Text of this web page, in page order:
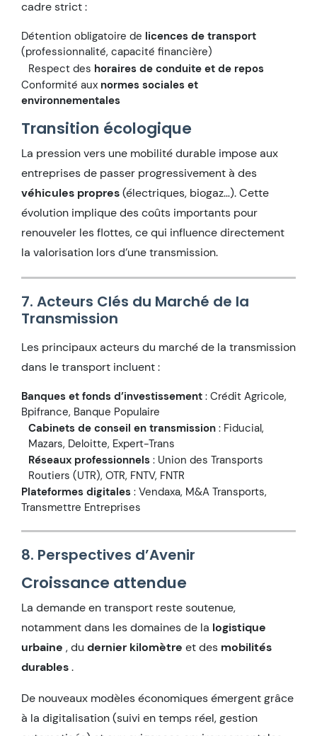
cadre strict :
Détention obligatoire de licences de transport
(professionnalité, capacité financière)
Respect des horaires de conduite et de repos
Conformité aux normes sociales et
environnementales
Transition écologique
La pression vers une mobilité durable impose aux
entreprises de passer progressivement à des
véhicules propres(électriques, biogaz…). Cette
évolution implique des coûts importants pour
renouveler les flottes, ce qui influence directement
la valorisation lors d’une transmission.
7. Acteurs Clés du Marché de la
Transmission
Les principaux acteurs du marché de la transmission
dans le transport incluent :
Banques et fonds d’investissement : Crédit Agricole,
Bpifrance, Banque Populaire
Cabinets de conseil en transmission : Fiducial,
Mazars, Deloitte, Expert-Trans
Réseaux professionnels : Union des Transports
Routiers (UTR), OTR, FNTV, FNTR
Plateformes digitales : Vendaxa, M&A Transports,
Transmettre Entreprises
8. Perspectives d’Avenir
Croissance attendue
La demande en transport reste soutenue,
notamment dans les domaines de la logistique
urbaine , du dernier kilomètre et des mobilités
durables.
De nouveaux modèles économiques émergent grâce
à la digitalisation (suivi en temps réel, gestion